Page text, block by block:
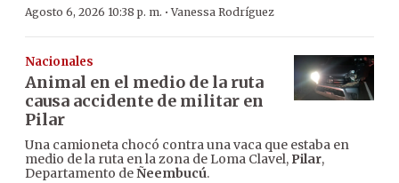
Agosto 6, 2026 10:38 p. m. ·Vanessa Rodríguez
Nacionales
Animal en el medio de la ruta
causa accidente de militar en
Pilar
Una camioneta chocó contra una vaca que estaba en
medio de la ruta en la zona de Loma Clavel, Pilar,
Departamento deÑeembucú.